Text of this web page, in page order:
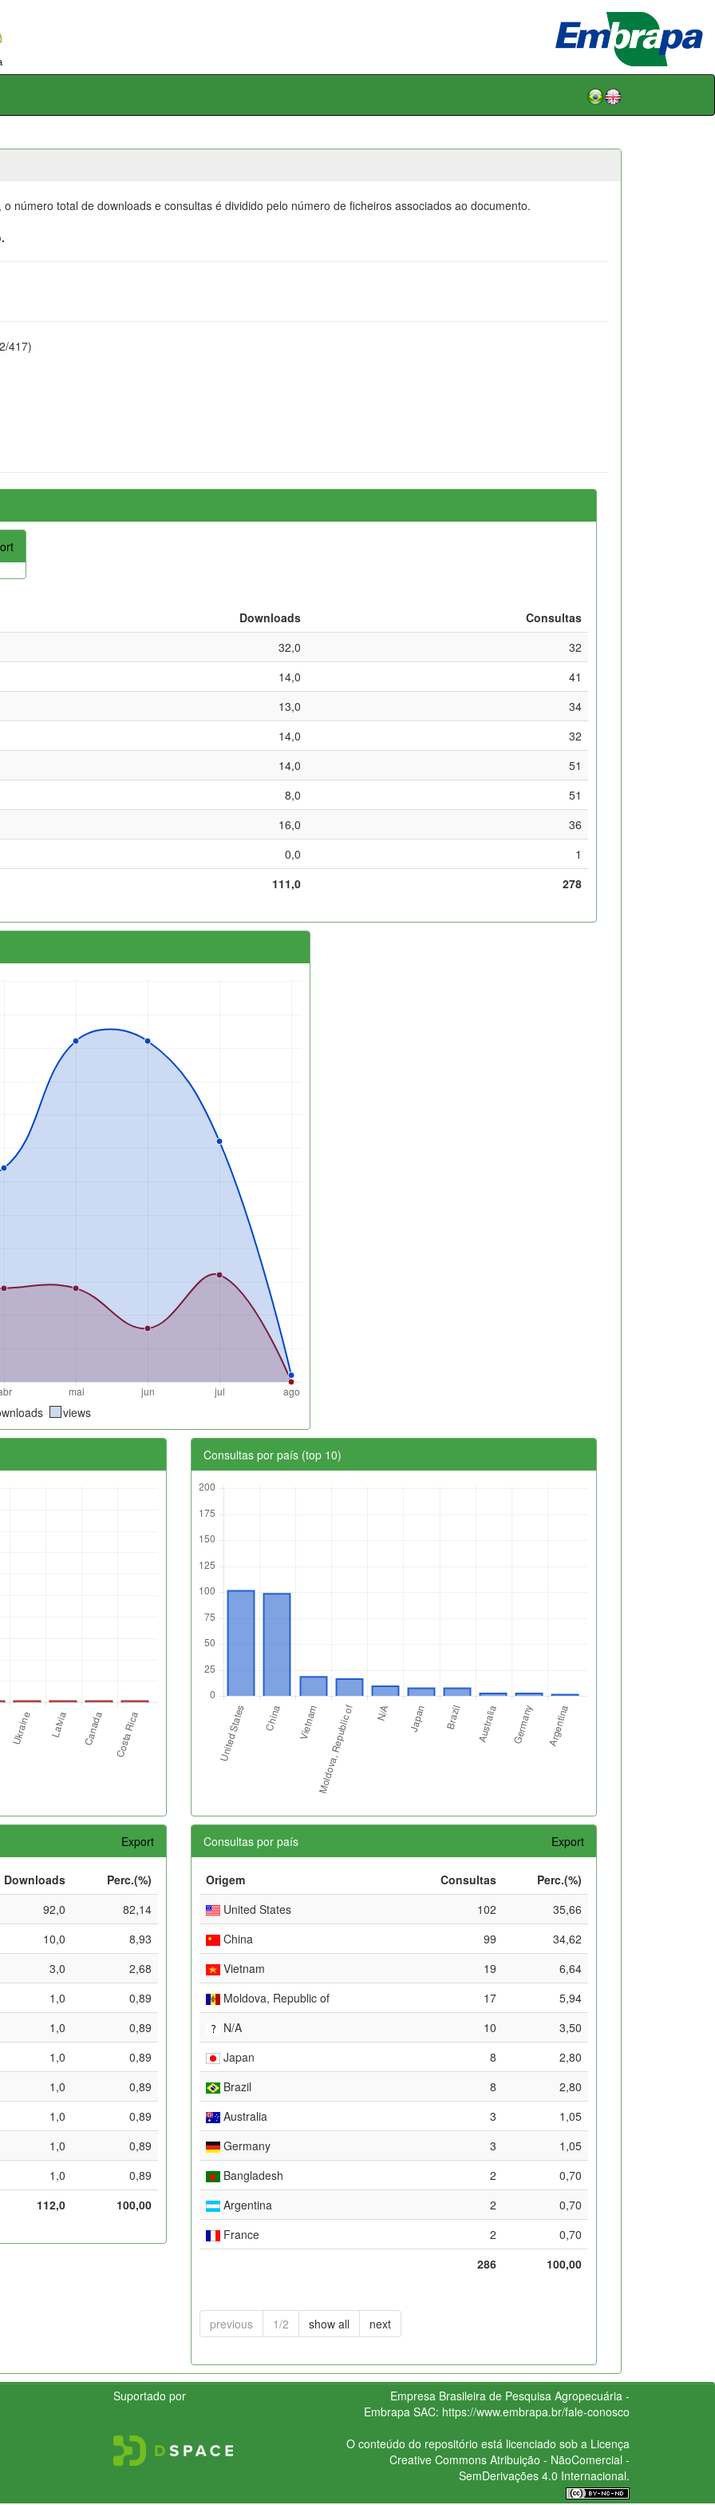
número total de downloads e consultas é dividido pelo número de ficheiros associados ao documento.
417)
Downloads
Consultas
32,0
32
14,0
41
13,0
34
14,0
32
14,0
51
8,0
51
16,0
36
0,0
1
111,0
278
views
Consultas por país (top 10)
Export
Downloads
Perc.(%)
92,0
82,14
10,0
8,93
3,0
2,68
1,0
0,89
1,0
0,89
1,0
0,89
1,0
0,89
1,0
0,89
1,0
0,89
1,0
0,89
112,0
100,00
Consultas por país Export
Origem Consultas
Perc.(%)
United States
102
35,66
China
99
34,62
Vietnam
19
6,64
Moldova, Republic of
17
5,94
N/A
10
3,50
Japan
8
2,80
Brazil
8
2,80
Australia
3
1,05
Germany
3
1,05
Bangladesh
2
0,70
Argentina
2
0,70
France
2
0,70
286
100,00
previous 1/2 show all next
Suportado por
Empresa Brasileira de Pesquisa Agropecuária -
Embrapa SAC: https://www.embrapa.br/fale-conosco
O conteúdo do repositório está licenciado sob a Licença
Creative CommonsAtribuição - NãoComercial -
SemDerivações 4.0 Internacional.